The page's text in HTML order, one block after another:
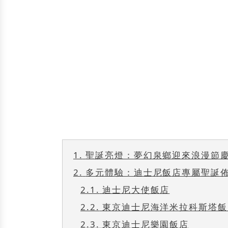
1. 聖誕亮燈：夢幻泉鄉迎來浪漫節
2. 多元體驗：迪士尼飯店專屬聖誕
2.1. 迪士尼大使飯店
2.2. 東京迪士尼海洋米拉科斯塔
2.3. 東京迪士尼樂園飯店